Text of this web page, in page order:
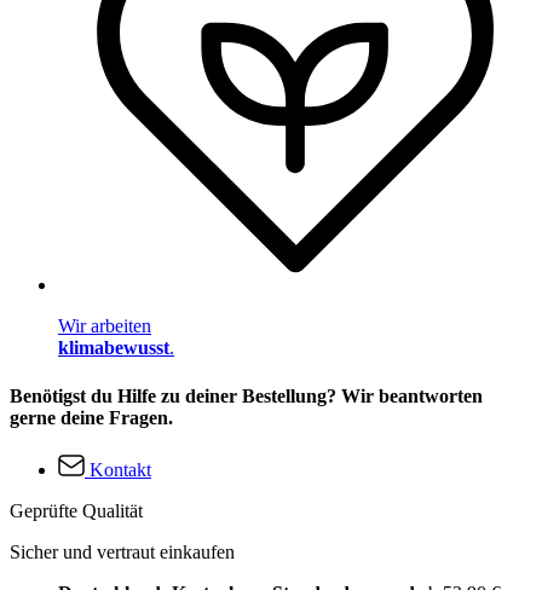
Wir arbeiten
klimabewusst.
Benötigst du Hilfe zu deiner Bestellung? Wir beantworten
gerne deine Fragen.
Kontakt
Geprüfte Qualität
Sicher und vertraut einkaufen